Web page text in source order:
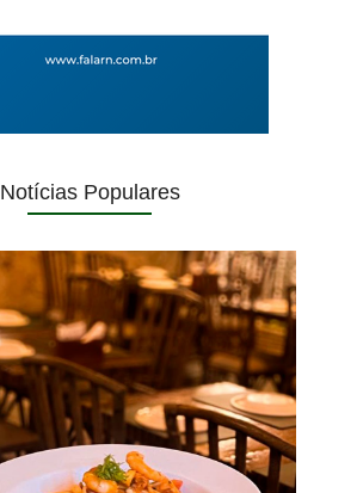
Notícias Populares